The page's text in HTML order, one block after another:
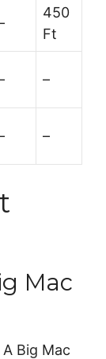
450
Ft
–
–
Mac
Big Mac